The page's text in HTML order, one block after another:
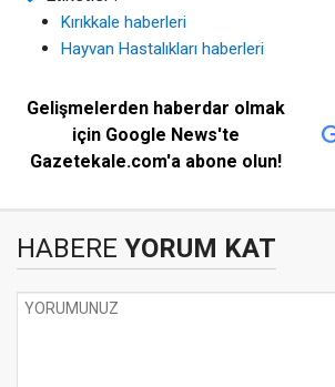
Kırıkkale haberleri
Hayvan Hastalıkları haberleri
Gelişmelerden haberdar olmak
için Google News'te
Gazetekale.com'a abone olun!
HABERE YORUM KAT